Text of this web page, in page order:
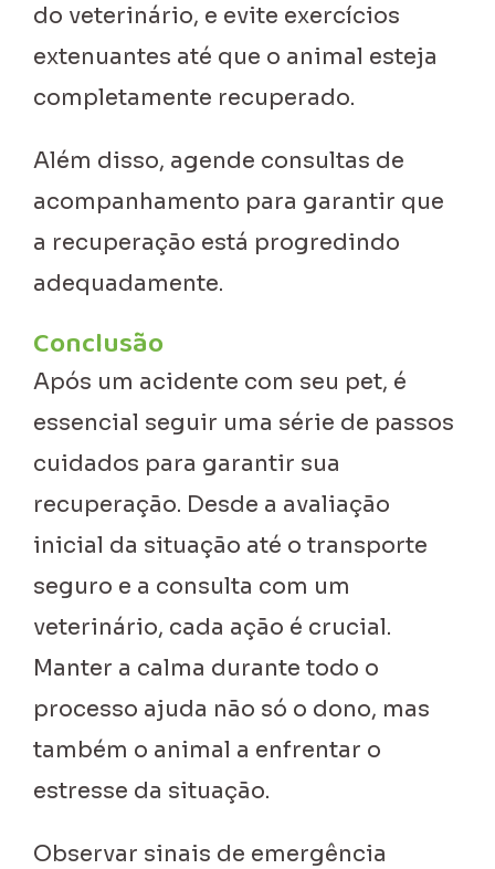
do veterinário, e evite exercícios
extenuantes até que o animal esteja
completamente recuperado.
Além disso, agende consultas de
acompanhamento para garantir que
a recuperação está progredindo
adequadamente.
Conclusão
Após um acidente com seu pet, é
essencial seguir uma série de passos
cuidados para garantir sua
recuperação. Desde a avaliação
inicial da situação até o transporte
seguro e a consulta com um
veterinário, cada ação é crucial.
Manter a calma durante todo o
processo ajuda não só o dono, mas
também o animal a enfrentar o
estresse da situação.
Observar sinais de emergência